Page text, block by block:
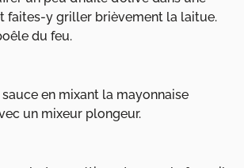
faites-y griller brièvement la laitue.
du feu.
en mixant la mayonnaise
un mixeur plongeur.